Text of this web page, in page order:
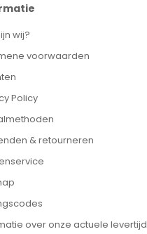
wij?
voorwaarden
Policy
& retourneren
over onze actuele levertijd